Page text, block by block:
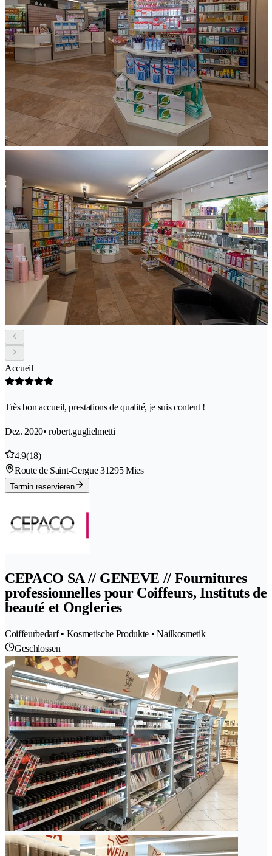
Accueil
Très bon accueil, prestations de qualité, je suis content !
Dez. 2020• robert.guglielmetti
4.9(18)
Route de Saint-Cergue 31295 Mies
Termin reservieren
CEPACO SA // GENEVE // Fournitures
professionnelles pour Coiffeurs, Instituts de
beauté et Ongleries
Coiffeurbedarf • Kosmetische Produkte • Nailkosmetik
Geschlossen